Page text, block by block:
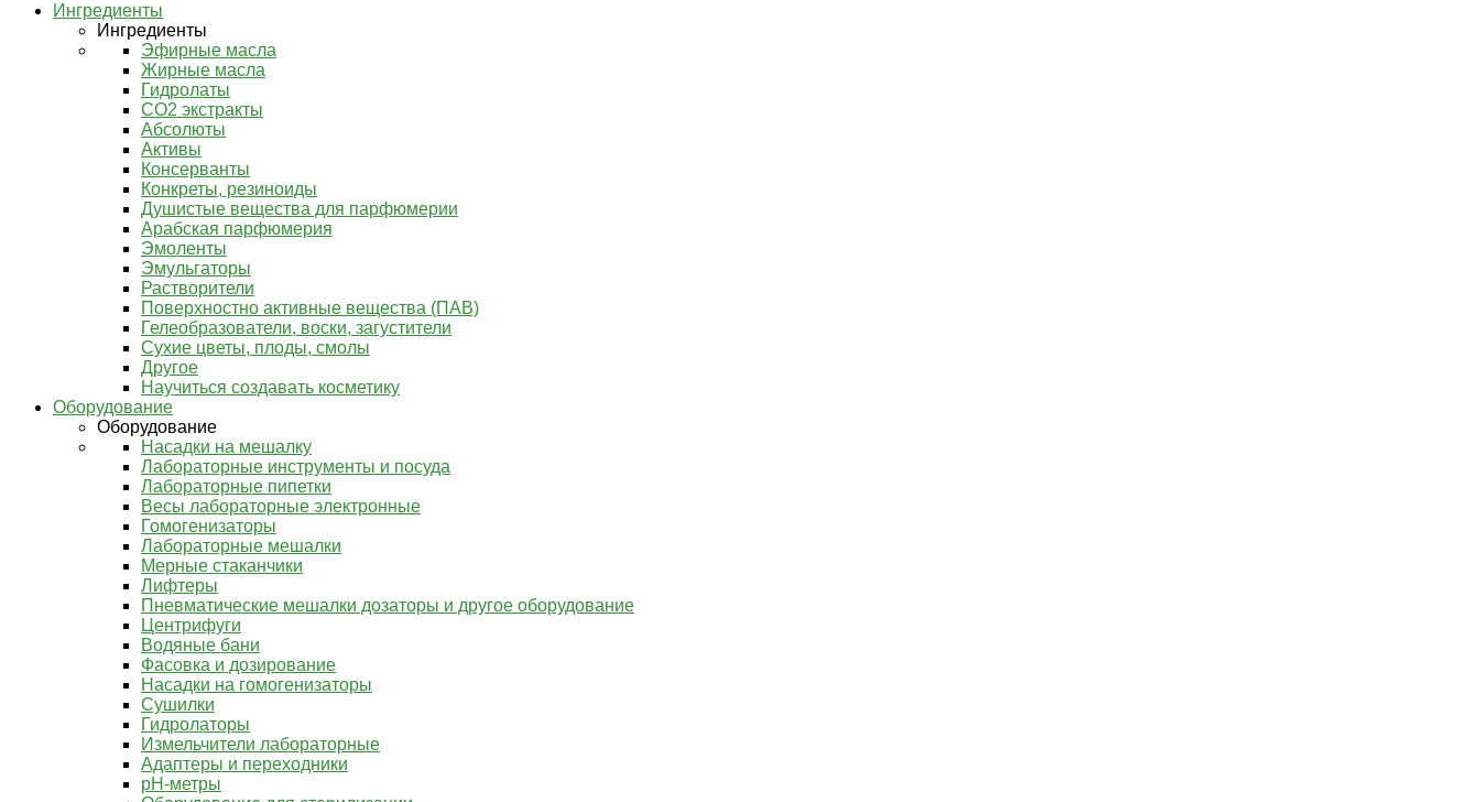
Ингредиенты
Ингредиенты
Эфирные масла
Жирные масла
Гидролаты
СО2 экстракты
Абсолюты
Активы
Консерванты
Конкреты, резиноиды
Душистые вещества для парфюмерии
Арабская парфюмерия
Эмоленты
Эмульгаторы
Растворители
Поверхностно активные вещества (ПАВ)
Гелеобразователи, воски, загустители
Сухие цветы, плоды, смолы
Другое
Научиться создавать косметику
Оборудование
Оборудование
Насадки на мешалку
Лабораторные инструменты и посуда
Лабораторные пипетки
Весы лабораторные электронные
Гомогенизаторы
Лабораторные мешалки
Мерные стаканчики
Лифтеры
Пневматические мешалки дозаторы и другое оборудование
Центрифуги
Водяные бани
Фасовка и дозирование
Насадки на гомогенизаторы
Сушилки
Гидролаторы
Измельчители лабораторные
Адаптеры и переходники
pH-метры